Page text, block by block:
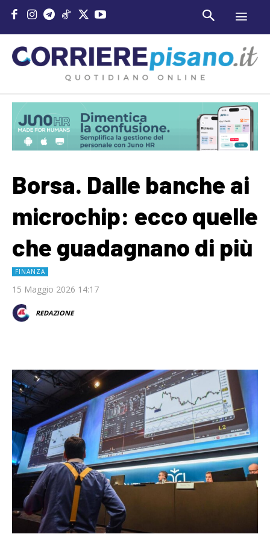
Borsa. Dalle banche ai
microchip: ecco quelle
che guadagnano di più
FINANZA
15 Maggio 2026 14:17
REDAZIONE